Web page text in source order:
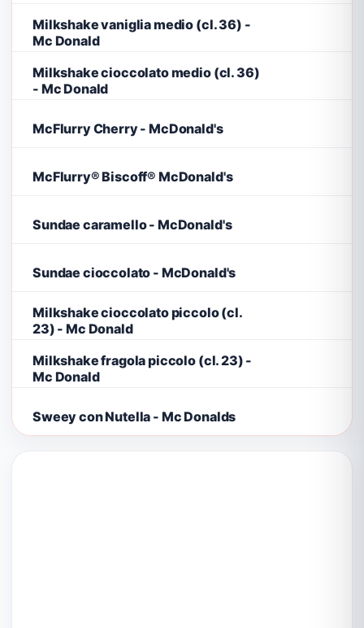
Milkshake vaniglia medio (cl. 36) -
Mc Donald
Milkshake cioccolato medio (cl. 36)
- Mc Donald
McFlurry Cherry - McDonald's
McFlurry® Biscoff® McDonald's
Sundae caramello - McDonald's
Sundae cioccolato - McDonald's
Milkshake cioccolato piccolo (cl.
23) - Mc Donald
Milkshake fragola piccolo (cl. 23) -
Mc Donald
Sweey con Nutella - Mc Donalds